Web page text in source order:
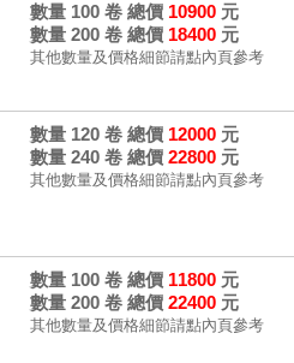
數量 100 卷 總價 10900元
數量 200 卷 總價 18400元
其他數量及價格細節請點內頁參考
數量 120 卷 總價 12000元
數量 240 卷 總價 22800元
其他數量及價格細節請點內頁參考
數量 100 卷 總價 11800元
數量 200 卷 總價 22400元
其他數量及價格細節請點內頁參考